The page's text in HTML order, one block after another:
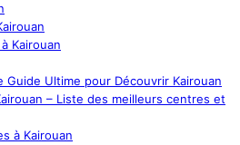
Kairouan
Guide Ultime pour Découvrir Kairouan
– Liste des meilleurs centres et
à Kairouan